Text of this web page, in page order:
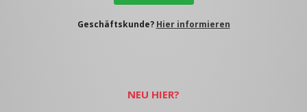
Geschäftskunde? Hier informieren
NEU HIER?